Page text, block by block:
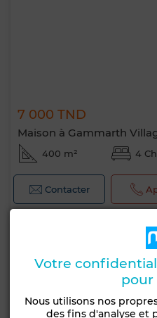
7 000 TND
Maison à Gammarth
400 m² 4
Contacter
Votre
pour
Nous utilisons nos
des fins d'analyse et